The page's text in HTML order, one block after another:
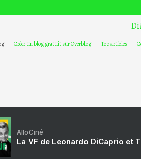
Créer un blog gratuit sur Overblog Top articles
AlloCiné
La VF de Leonardo DiCaprio et